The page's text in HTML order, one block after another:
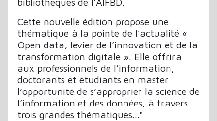
Cette nouvelle édition propose une
thématique à la pointe de l’actualité «
Open data, levier de l’innovation et de la
transformation digitale ». Elle offrira
aux professionnels de l’information,
doctorants et étudiants en master
l’opportunité de s’approprier la science de
l’information et des données, à travers
trois grandes thématiques..."